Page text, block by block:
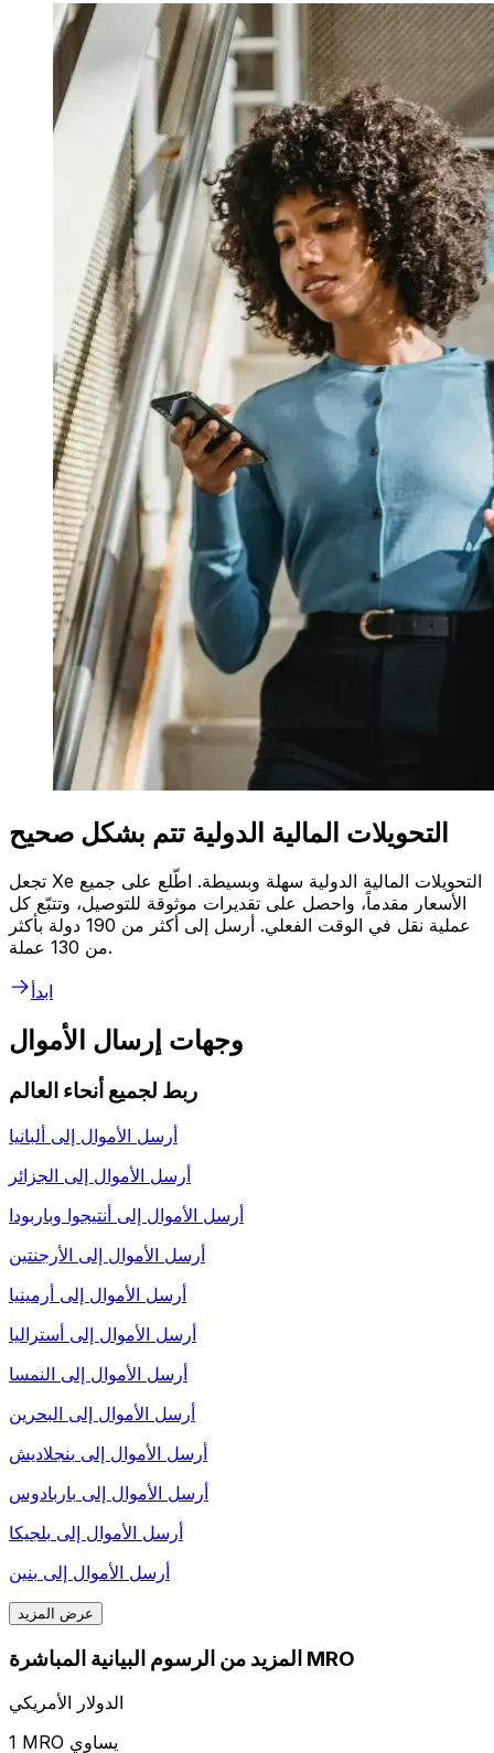
التحويلات المالية الدولية تتم بشكل صحيح
تجعل Xe التحويلات المالية الدولية سهلة وبسيطة. اطّلع على جميع
الأسعار مقدماً، واحصل على تقديرات موثوقة للتوصيل، وتتبّع كل
عملية نقل في الوقت الفعلي. أرسل إلى أكثر من 190 دولة بأكثر
من 130 عملة.
ابدأ
وجهات إرسال الأموال
ربط لجميع أنحاء العالم
أرسل الأموال إلى ألبانيا
أرسل الأموال إلى الجزائر
أرسل الأموال إلى أنتيجوا وباربودا
أرسل الأموال إلى الأرجنتين
أرسل الأموال إلى أرمينيا
أرسل الأموال إلى أستراليا
أرسل الأموال إلى النمسا
أرسل الأموال إلى البحرين
أرسل الأموال إلى بنجلاديش
أرسل الأموال إلى باربادوس
أرسل الأموال إلى بلجيكا
أرسل الأموال إلى بنين
عرض المزيد
المزيد من الرسوم البيانية المباشرة MRO
الدولار الأمريكي
1 MRO يساوي